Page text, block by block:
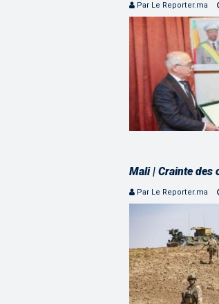
Par Le Reporter.ma
Mali | Crainte des
Par Le Reporter.ma